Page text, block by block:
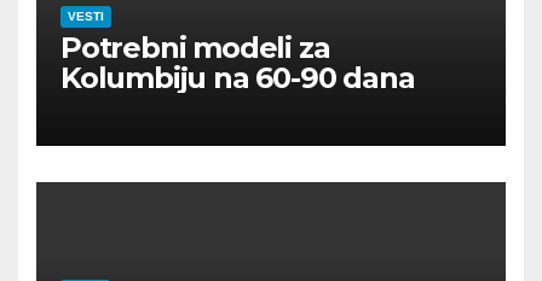
VESTI
Potrebni modeli za
Kolumbiju na 60-90 dana